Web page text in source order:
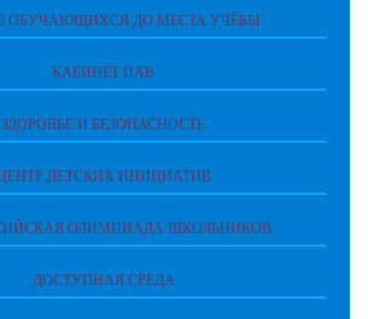
ОБУЧАЮЩИХСЯ ДО МЕСТА УЧЁБЫ
КАБИНЕТ ПАВ
ЗДОРОВЬЕ И БЕЗОПАСНОСТЬ
ДЕТСКИХ ИНИЦИАТИВ
ОЛИМПИАДА ШКОЛЬНИКОВ
ДОСТУПНАЯ СРЕДА